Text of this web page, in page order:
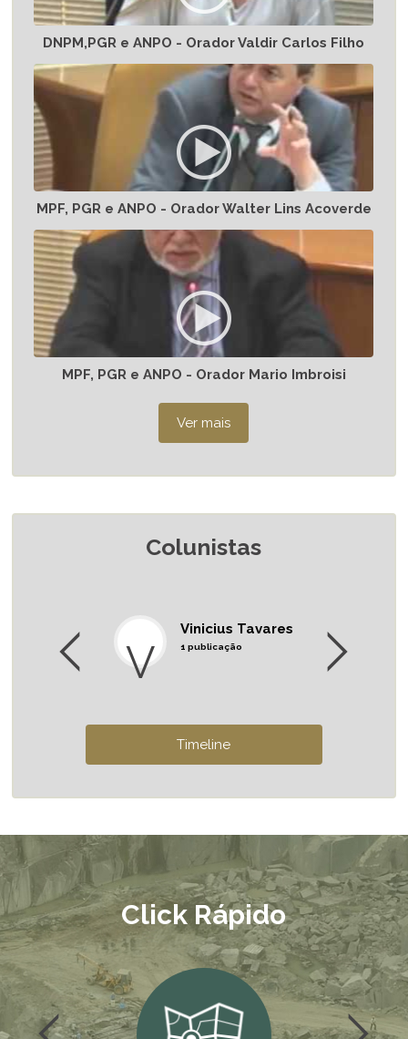
DNPM,PGR e ANPO - Orador Valdir Carlos Filho
MPF, PGR e ANPO - Orador Walter Lins Acoverde
MPF, PGR e ANPO - Orador Mario Imbroisi
Colunistas
Click Rápido